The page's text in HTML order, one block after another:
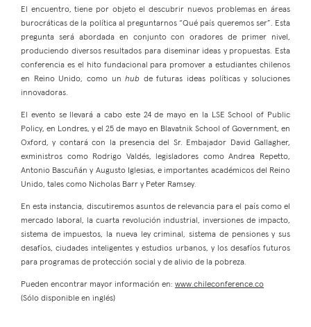
El encuentro, tiene por objeto el descubrir nuevos problemas en áreas
burocráticas de la política al preguntarnos “Qué país queremos ser”. Esta
pregunta será abordada en conjunto con oradores de primer nivel,
produciendo diversos resultados para diseminar ideas y propuestas. Esta
conferencia es el hito fundacional para promover a estudiantes chilenos
en Reino Unido, como un hub de futuras ideas políticas y soluciones
innovadoras.
El evento se llevará a cabo este 24 de mayo en la LSE School of Public
Policy, en Londres, y el 25 de mayo en Blavatnik School of Government, en
Oxford, y contará con la presencia del Sr. Embajador David Gallagher,
exministros como Rodrigo Valdés, legisladores como Andrea Repetto,
Antonio Bascuñán y Augusto Iglesias, e importantes académicos del Reino
Unido, tales como Nicholas Barr y Peter Ramsey.
En esta instancia, discutiremos asuntos de relevancia para el país como el
mercado laboral, la cuarta revolución industrial, inversiones de impacto,
sistema de impuestos, la nueva ley criminal, sistema de pensiones y sus
desafíos, ciudades inteligentes y estudios urbanos, y los desafíos futuros
para programas de protección social y de alivio de la pobreza.
Pueden encontrar mayor información en: www.chileconference.co
(Sólo disponible en inglés)